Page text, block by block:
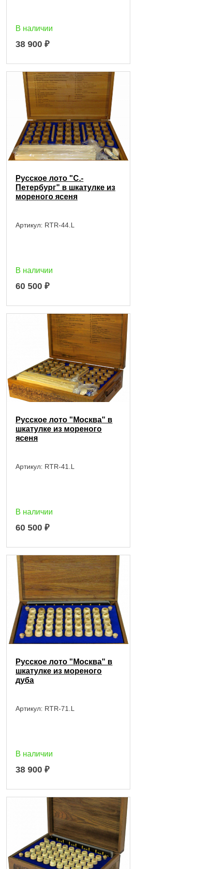
В наличии
38 900 ₽
Русское лото "С.-
Петербург" в шкатулке из
мореного ясеня
Артикул: RTR-44.L
В наличии
60 500 ₽
Русское лото "Москва" в
шкатулке из мореного
ясеня
Артикул: RTR-41.L
В наличии
60 500 ₽
Русское лото "Москва" в
шкатулке из мореного
дуба
Артикул: RTR-71.L
В наличии
38 900 ₽